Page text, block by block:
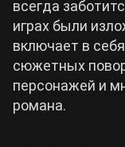
всегда
играх были
включает в
сюжетных
персонажей и
романа.